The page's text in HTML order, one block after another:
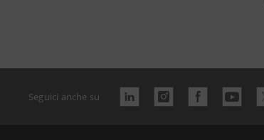
Seguici anche su